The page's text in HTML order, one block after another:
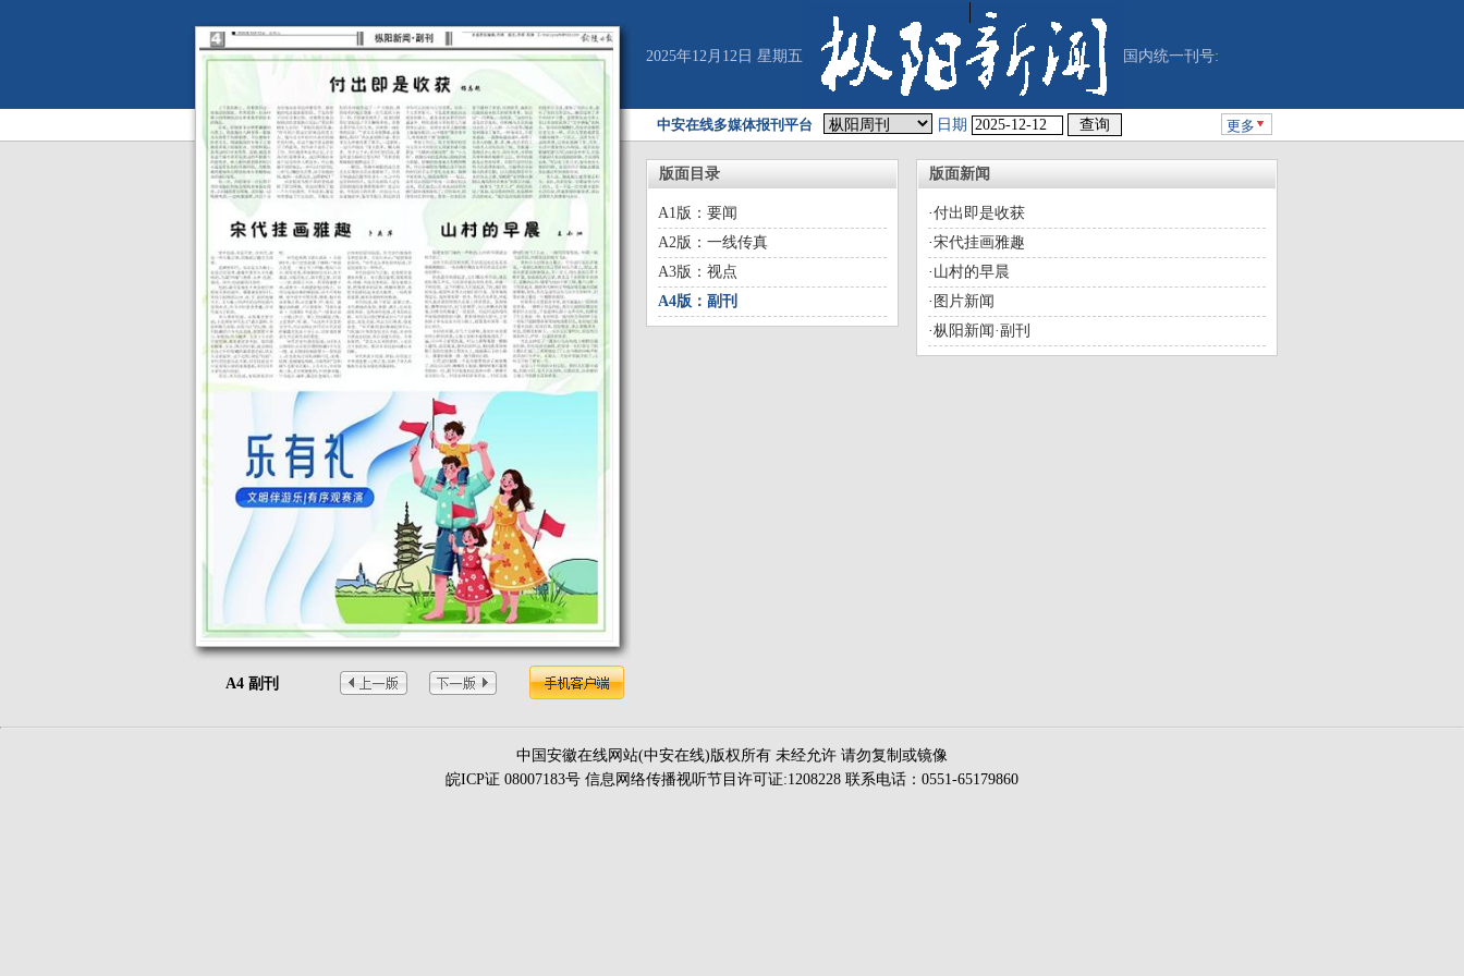
A4 副刊
2025年12月12日 星期五 国内统一刊号:
中安在线多媒体报刊平台 日期 更多
版面目录
A1版：要闻
A2版：一线传真
A3版：视点
A4版：副刊
版面新闻
·付出即是收获
·宋代挂画雅趣
· 山村的早晨
· 图片新闻
·枞阳新闻·副刊
中国安徽在线网站(中安在线)版权所有 未经允许 请勿复制或镜像
皖ICP证 08007183号 信息网络传播视听节目许可证:1208228 联系电话：0551-65179860